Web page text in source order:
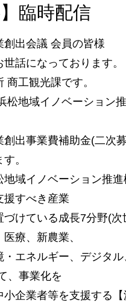
臨時配信
創出会議 会員の皆様
話になっております。
商工観光課です。
松地域イノベーション
創出事業費補助金(二次
。
地域イノベーション推
援すべき産業
づけている成長7分野(次
療、新農業、
・エネルギー、デジタル
、事業化を
小企業者等を支援する